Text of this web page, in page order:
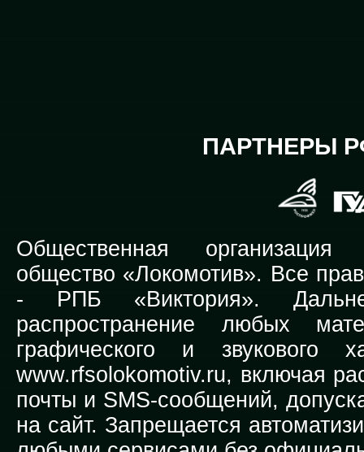
ПАРТНЕРЫ
Общественная организация
общество «Локомотив». Все
- РПБ «Виктория».
распространение любых
графического и звукового
www.rfsolokomotiv.ru, включая
почты и SMS-сообщений,
на сайт. Запрещается